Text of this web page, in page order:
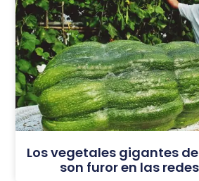
Los vegetales gigantes
son furor en las